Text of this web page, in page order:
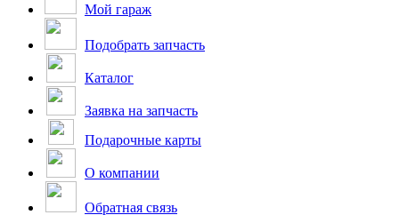
Мой гараж
Подобрать запчасть
Каталог
Заявка на запчасть
Подарочные карты
О компании
Обратная связь